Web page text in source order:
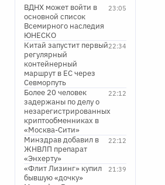
23:05
ВДНХ может войти в
основной список
Всемирного наследия
ЮНЕСКО
22:34
Китай запустит первый
регулярный
контейнерный
маршрут в ЕС через
Севморпуть
22:12
Более 20 человек
задержаны по делу о
незарегистрированных
криптообменниках в
«Москва-Сити»
22:12
Минздрав добавил в
ЖНВЛП препарат
«Энхерту»
21:39
«Флит Лизинг» купил
бывшую «дочку»